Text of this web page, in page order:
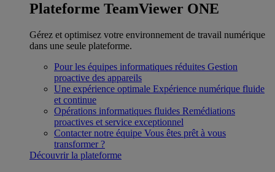
Plateforme TeamViewer ONE
Gérez et optimisez votre environnement de travail numérique
dans une seule plateforme.
Pour les équipes informatiques réduites Gestion
proactive des appareils
Une expérience optimale Expérience numérique fluide
et continue
Opérations informatiques fluides Remédiations
proactives et service exceptionnel
Contacter notre équipe Vous êtes prêt à vous
transformer ?
Découvrir la plateforme